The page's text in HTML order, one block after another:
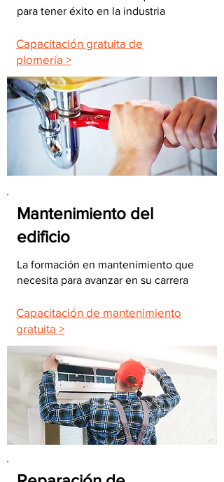
para tener éxito en la industria
Capacitación gratuita de
plomería >
Mantenimiento del
edificio
La formación en mantenimiento que
necesita para avanzar en su carrera
Capacitación de mantenimiento
gratuita >